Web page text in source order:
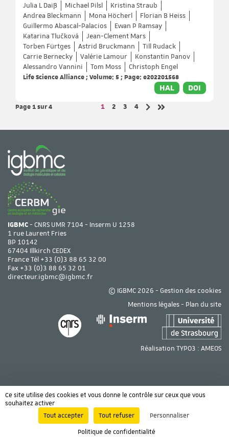
Julia L Daiß Michael Pilsl
Kristina Straub
Andrea Bleckmann
Mona Höcherl
Florian B Heiss
Guillermo Abascal-Palacios
Ewan P Ramsay
Katarina Tlučková
Jean-Clement Mars
Torben Fürtges
Astrid Bruckmann
Till Rudack
Carrie Bernecky
Valérie Lamour
Konstantin Panov
Alessandro Vannini
Tom Moss
Christoph Engel
Life Science Alliance ; Volume: 5 ; Page: e202201568
HAL DOI
Page 1sur 4 Page
1 Page
2 Page
3 Page
4
IGBMC- CNRS UMR 7104 - Inserm U 1258
1 rue Laurent Fries
BP 10142
67404 Illkirch CEDEX
France Tél +33 (0)3 88 65 32 00
Fax +33 (0)3 88 65 32 01
directeur.igbmc@igbmc.fr
© IGBMC 2026 - Gestion des cookies
Mentions légales- Plan du site
Réalisation TYPO3 : AMEOS
Ce site utilise des cookies et vous donne le contrôle sur ceux que vous
souhaitez activer
Tout accepter
Tout refuser
Personnaliser
Politique de confidentialité